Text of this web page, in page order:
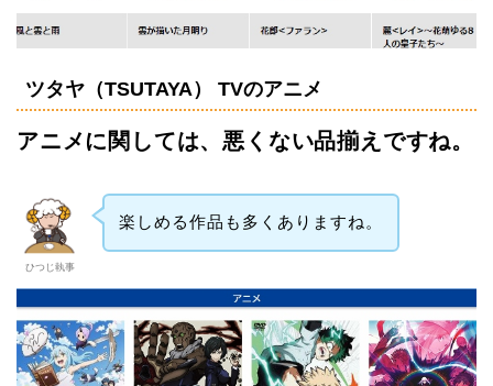
ツタヤ（TSUTAYA） TVのアニメ
アニメに関しては、悪くない品揃えですね。
ひつじ執事
楽しめる作品も多くありますね。